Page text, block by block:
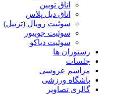
اتاق تویین
اتاق دبل پلاس
سوئیت رویال (تریپل)
سوئیت جونیور
سوئیت دیاکو
رستوران ها
جلسات
مراسم عروسی
باشگاه ورزشی
گالری تصاویر